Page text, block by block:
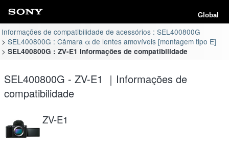
Global
Informações de compatibilidade de acessórios : SEL400800G
SEL400800G : Câmara α de lentes amovíveis [montagem tipo E]
SEL400800G : ZV-E1 Informações de compatibilidade
SEL400800G - ZV-E1 ｜Informações de
compatibilidade
ZV-E1